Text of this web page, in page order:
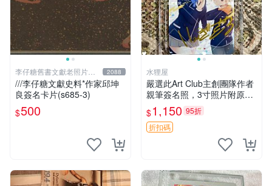
李仔糖舊書文獻老照片名
人收藏館
2088
///李仔糖文獻史料*作家邱坤
良簽名卡片(s685-3)
$500
水狸屋
嚴選此Art Club主創團隊作者
親筆簽名照，3寸照片附原裝
卡磚。收藏級面簽照，適合藝
術愛好者收藏與展示。 3寸
簽名 照片
$1,150 95折
折扣碼